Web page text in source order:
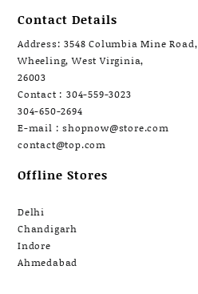
Contact Details
Address: 3548 Columbia Mine Road,
Wheeling, West Virginia,
26003
Contact : 304-559-3023
304-650-2694
E-mail : shopnow@store.com
contact@top.com
Offline Stores
Delhi
Chandigarh
Indore
Ahmedabad